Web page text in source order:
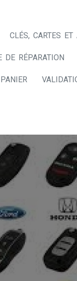
CLÉS, CARTES ET
DE RÉPARATION
PANIER